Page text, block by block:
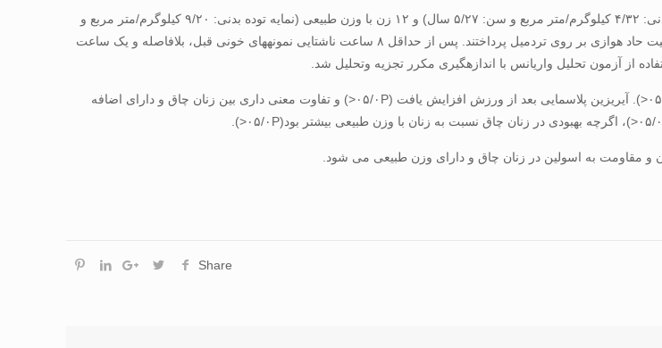
مواد و روشها: در این مطالعه نیمه تجربی با طرح پیش-پس آزمون، ۱۲ زن چاق (نمایه توده بدنی: ۴/۳۲ کیلوگرم/متر مربع و سن: ۵/۲۷ سال) و ۱۲ زن با وزن طبیعی (نمایه توده بدنی: ۹/۲۰ کیلوگرم/متر مربع و
سن: ۴/۲۵ سال) شرکت کردند. بعد از اندازه­گیری حداکثر اکسیژن مصرفی، آزمودنی­ها به فعالیت حاد هوازی بر روی تردمیل پرداختند. پس از حداقل ۸ ساعت ناشتایی نمونه­های خونی قبل، بلافاصله و یک ساعت
از آزمون تحلیل واریانس با اندازه­گیری مکرر تجزیه وتحلیل شد.
یافته ها: در سطح پایه مقدار آیریزین در زنان با وزن طبیعی نسبت به زنان چاق بیشتر بود(۰۵/۰P<). آیریزین پلاسمایی بعد از ورزش افزایش یافت (۰۵/۰P<) و تفاوت معنی داری بین زنان چاق و دارای اضافه
مقاومت به اسولین در زنان چاق و دارای وزن طبیعی می شود.
Share